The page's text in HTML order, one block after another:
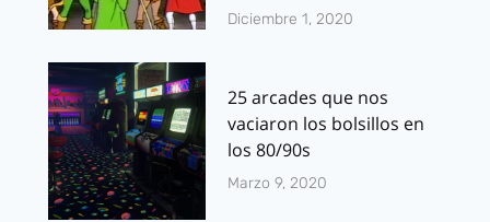
Diciembre 1, 2020
25 arcades que nos
vaciaron los bolsillos en
los 80/90s
Marzo 9, 2020